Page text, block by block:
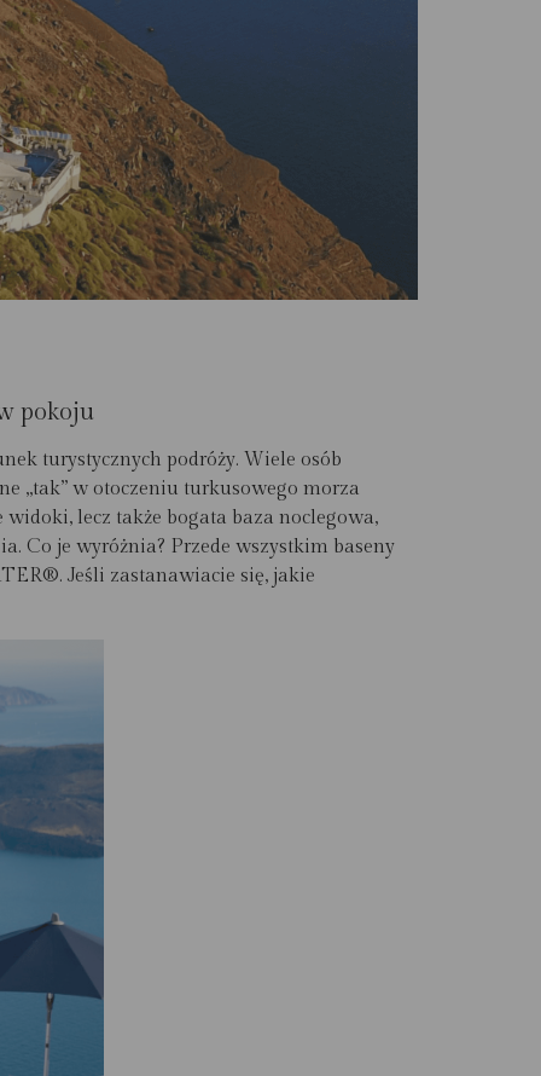
pokoju
turystycznych podróży. Wiele osób
„tak” w otoczeniu turkusowego morza
lecz także bogata baza noclegowa,
Co je wyróżnia? Przede wszystkim baseny
Jeśli zastanawiacie się, jakie